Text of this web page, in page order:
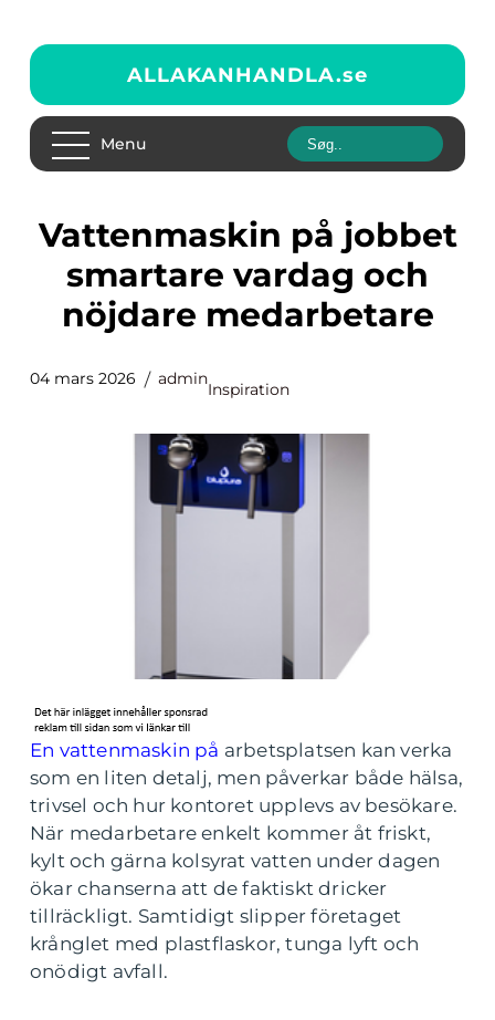
ALLAKANHANDLA.se
Menu
Vattenmaskin på jobbet
smartare vardag och
nöjdare medarbetare
04 mars 2026 admin
Inspiration
En vattenmaskin på arbetsplatsen kan verka
som en liten detalj, men påverkar både hälsa,
trivsel och hur kontoret upplevs av besökare.
När medarbetare enkelt kommer åt friskt,
kylt och gärna kolsyrat vatten under dagen
ökar chanserna att de faktiskt dricker
tillräckligt. Samtidigt slipper företaget
krånglet med plastflaskor, tunga lyft och
onödigt avfall.